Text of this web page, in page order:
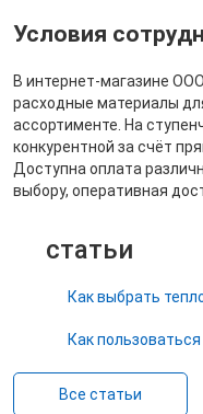
Условия
В интернет-магазине
расходные материалы
ассортименте. На
конкурентной за счёт
Доступна оплата
выбору, оперативная
статьи
Как выбрать
Как
Все статьи